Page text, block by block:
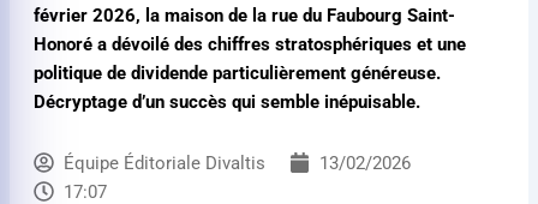
février 2026, la maison de la rue du Faubourg Saint-
Honoré a dévoilé des chiffres stratosphériques et une
politique de dividende particulièrement généreuse.
Décryptage d’un succès qui semble inépuisable.
Équipe Éditoriale Divaltis
13/02/2026
17:07